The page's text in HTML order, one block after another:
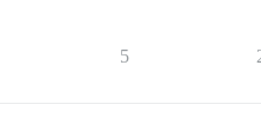
5